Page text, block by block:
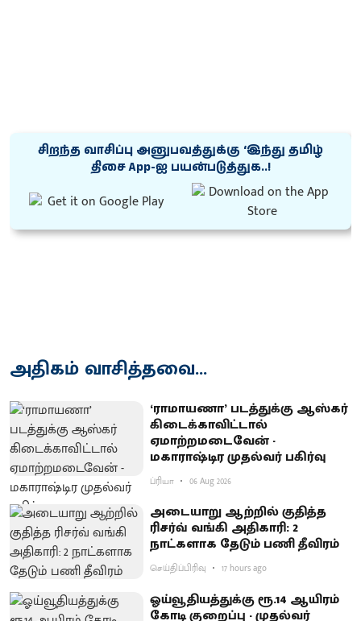
சிறந்த வாசிப்பு அனுபவத்துக்கு ‘இந்து தமிழ்
திசை App-ஐ பயன்படுத்துக..!
அதிகம் வாசித்தவை...
‘ராமாயணா’ படத்துக்கு ஆஸ்கர்
கிடைக்காவிட்டால்
ஏமாற்றமடைவேன் -
மகாராஷ்டிர முதல்வர் பகிர்வு
ப்ரியா 06 Aug 2026
அடையாறு ஆற்றில் குதித்த
ரிசர்வ் வங்கி அதிகாரி: 2
நாட்களாக தேடும் பணி தீவிரம்
செய்திப்பிரிவு 17 hours ago
ஓய்வூதியத்துக்கு ரூ.14 ஆயிரம்
கோடி குறைப்பு - முதல்வர்